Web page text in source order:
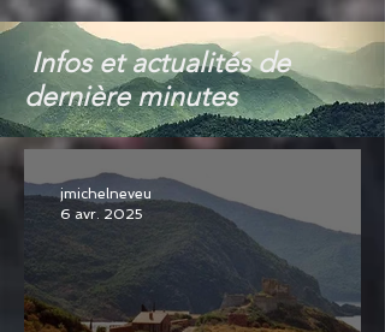
Infos et actualités de
dernière minutes
jmichelneveu
6 avr. 2025